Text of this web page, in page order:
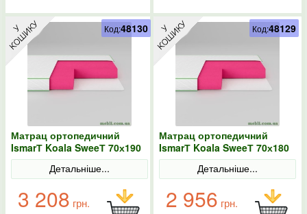
Матрац ортопедичний
IsmarТ Koala SweeТ 70х190
безпружинний
Детальніше...
3 208 грн.
Код:48130
Матрац ортопедичний
IsmarТ Koala SweeТ 70х180
безпружинний
Детальніше...
2 956 грн.
Код:48129